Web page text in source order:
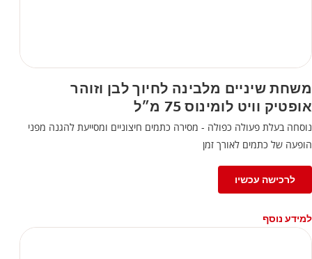
משחת שיניים מלבינה לחיוך לבן וזוהר
אופטיק וויט לומינוס 75 מ״ל
נוסחה בעלת פעולה כפולה - מסירה כתמים חיצוניים ומסייעת להגנה מפני
הופעה של כתמים לאורך זמן
לרכישה עכשיו
למידע נוסף